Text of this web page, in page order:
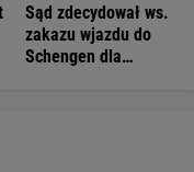
Sąd zdecydował ws.
zakazu wjazdu do
Schengen dla